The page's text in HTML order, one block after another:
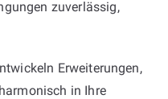
zuverlässig,
Erweiterungen,
in Ihre